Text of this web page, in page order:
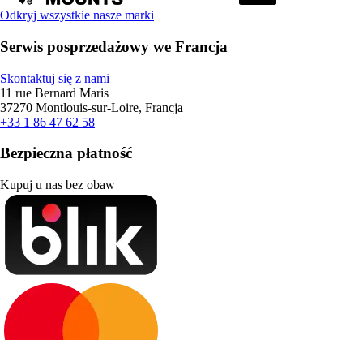
Odkryj wszystkie nasze marki
Serwis posprzedażowy we Francja
Skontaktuj się z nami
11 rue Bernard Maris
37270 Montlouis-sur-Loire, Francja
+33 1 86 47 62 58
Bezpieczna płatność
Kupuj u nas bez obaw